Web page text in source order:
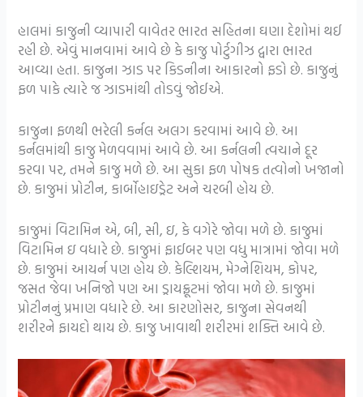
હાલમાં કાજુની વ્યાપારી વાવેતર ભારત સહિતના ઘણા દેશોમાં થઈ
રહી છે. એવું માનવામાં આવે છે કે કાજુ પોર્ટુગીઝ દ્વારા ભારત
આવ્યા હતા. કાજુના ઝાડ પર કિડનીના આકારનો ફડો છે. કાજુનું
ફળ પાકે ત્યારે જ ઝાડમાંથી તોડવું જોઈએ.
કાજુના ફળથી ભરેલી કર્નલ અલગ કરવામાં આવે છે. આ
કર્નલમાંથી કાજુ મેળવવામાં આવે છે. આ કર્નલની ત્વચાને દૂર
કરવા પર, તમને કાજુ મળે છે. આ સુકા ફળ પોષક તત્વોનો ખજાનો
છે. કાજુમાં પ્રોટીન, કાર્બોહાઇડ્રેટ અને ચરબી હોય છે.
કાજુમાં વિટામિન એ, બી, સી, ઇ, કે વગેરે જોવા મળે છે. કાજુમાં
વિટામિન ઇ વધારે છે. કાજુમાં ફાઈબર પણ વધુ માત્રામાં જોવા મળે
છે. કાજુમાં આયર્ન પણ હોય છે. કેલ્શિયમ, મેગ્નેશિયમ, કોપર,
જસત જેવા ખનિજો પણ આ ડ્રાયફ્રૂટમાં જોવા મળે છે. કાજુમાં
પ્રોટીનનું પ્રમાણ વધારે છે. આ કારણોસર, કાજુના સેવનથી
શરીરને ફાયદો થાય છે. કાજુ ખાવાથી શરીરમાં શક્તિ આવે છે.